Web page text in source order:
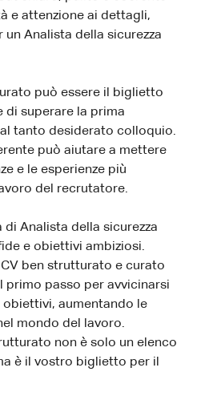
e attenzione ai dettagli,
Analista della sicurezza
può essere il biglietto
di superare la prima
tanto desiderato colloquio.
può aiutare a mettere
e le esperienze più
del recrutatore.
di Analista della sicurezza
e obiettivi ambiziosi.
ben strutturato e curato
primo passo per avvicinarsi
aumentando le
mondo del lavoro.
non è solo un elenco
è il vostro biglietto per il